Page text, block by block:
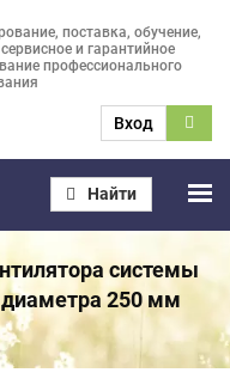
поставка, обучение,
и гарантийное
профессионального
Вход
Найти
системы
250 мм